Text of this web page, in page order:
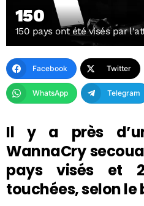
150
150 pays ont été visés par
Facebook Twitter
WhatsApp Telegram
Il y a près
WannaCry
pays visés et
touchées, selon le